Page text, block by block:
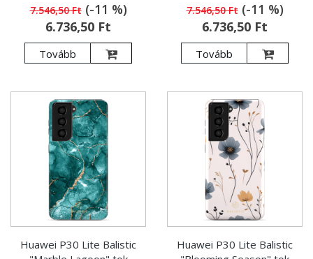
7.546,50 Ft(-11 %)
6.736,50 Ft
Tovább
7.546,50 Ft(-11 %)
6.736,50 Ft
Tovább
Huawei P30 Lite Balistic
Huawei P30 Lite Balistic